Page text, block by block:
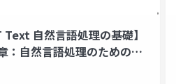
Text 自然言語処理の基礎】
：自然言語処理のための機